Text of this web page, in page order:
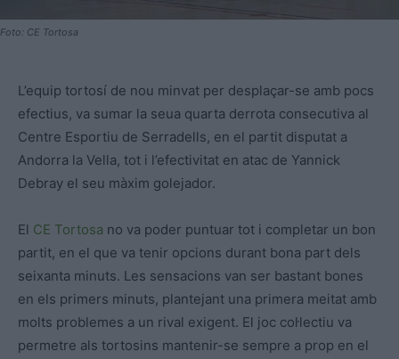
Foto: CE Tortosa
L’equip tortosí de nou minvat per desplaçar-se amb pocs
efectius, va sumar la seua quarta derrota consecutiva al
Centre Esportiu de Serradells, en el partit disputat a
Andorra la Vella, tot i l’efectivitat en atac de Yannick
Debray el seu màxim golejador.
El CE Tortosa no va poder puntuar tot i completar un bon
partit, en el que va tenir opcions durant bona part dels
seixanta minuts. Les sensacions van ser bastant bones
en els primers minuts, plantejant una primera meitat amb
molts problemes a un rival exigent. El joc col·lectiu va
permetre als tortosins mantenir-se sempre a prop en el